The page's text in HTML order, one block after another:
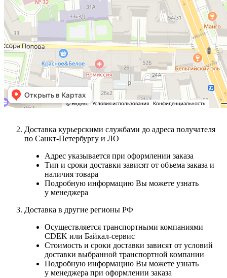
Доставка курьерскими службами до адреса получателя
по Санкт-Петербургу и ЛО
Адрес указывается при оформлении заказа
Тип и сроки доставки зависят от объема заказа и
наличия товара
Подробную информацию Вы можете узнать
у менеджера
Доставка в другие регионы РФ
Осуществляется транспортными компаниями
CDEK или Байкал-сервис
Стоимость и сроки доставки зависят от условий
доставки выбранной транспортной компании
Подробную информацию Вы можете узнать
у менеджера при оформлении заказа